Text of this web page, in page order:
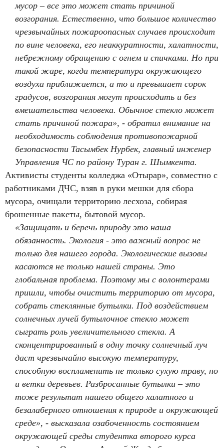
мусор – все это может стать причиной
возгорания. Естественно, что большое количество
чрезвычайных пожароопасных случаев происходит
по вине человека, его неаккуратности, халатности,
небрежному обращению с огнем и спичками. Но при
такой жаре, когда температура окружающего
воздуха приближается, а то и превышает сорок
градусов, возгорания могут происходить и без
вмешательства человека. Обычное стекло может
стать причиной пожара», - обратил внимание на
необходимость соблюдения противопожарной
безопасности Тасымбек Нурбек, главный инженер
Управления ЧС по району Туран г. Шымкента.
Активисты студенты колледжа «Отырар», совместно с
работниками ДЧС, взяв в руки мешки для сбора
мусора, очищали территорию лесхоза, собирая
брошенные пакеты, бытовой мусор.
«Защищать и беречь природу это наша
обязанность. Экология - это важный вопрос не
только для нашего города. Экологические вызовы
касаются не только нашей страны. Это
глобальная проблема. Поэтому мы с волонтерами
пришли, чтобы очистить территорию от мусора,
собрать стеклянные бутылки. Под воздействием
солнечных лучей бутылочное стекло может
сыграть роль увеличительного стекла. А
сконцентрированный в одну точку солнечный луч
даст чрезвычайно высокую температуру,
способную воспламенить не только сухую траву, но
и ветки деревьев. Разбросанные бутылки – это
тоже результат нашего общего халатного и
безалаберного отношения к природе и окружающей
среде», - высказала озабоченность состоянием
окружающей среды студентка второго курса